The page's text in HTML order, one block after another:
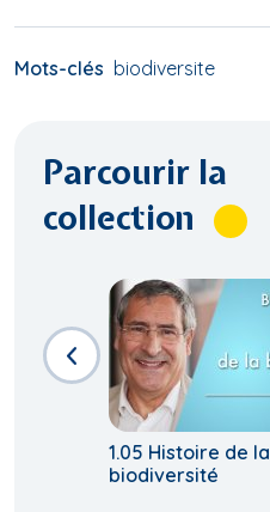
Mots-clés biodiversite
Parcourir la
collection
1.05 Histoire de la
biodiversité